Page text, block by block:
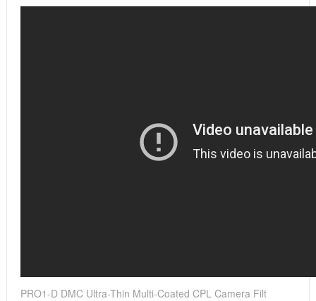
PRO1-D DMC Ultra-Thin Multi-Coated CPL Camera Filt